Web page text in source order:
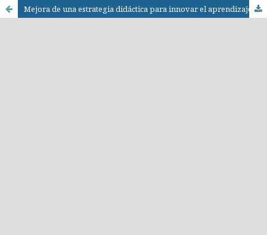
Mejora de una estrategia didáctica para innovar el aprendizaje del idioma inglés / Improving a teaching strategy to innovate the learning of the english language